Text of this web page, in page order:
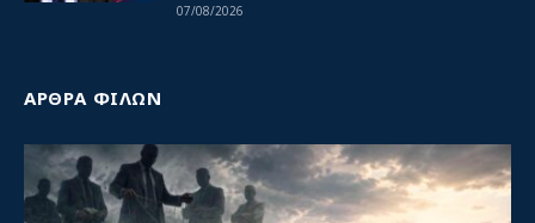
07/08/2026
ΑΡΘΡΑ ΦΙΛΩΝ